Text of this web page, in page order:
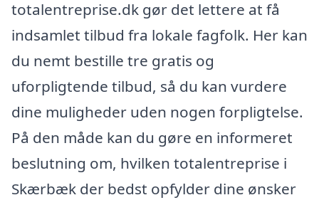
totalentreprise.dk gør det lettere at få
indsamlet tilbud fra lokale fagfolk. Her kan
du nemt bestille tre gratis og
uforpligtende tilbud, så du kan vurdere
dine muligheder uden nogen forpligtelse.
På den måde kan du gøre en informeret
beslutning om, hvilken totalentreprise i
Skærbæk der bedst opfylder dine ønsker